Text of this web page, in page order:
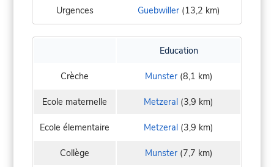
Urgences Guebwiller(13,2 km)
Education
Crèche Munster(8,1 km)
Ecole maternelle Metzeral (3,9 km)
Ecole élementaire Metzeral (3,9 km)
Collège Munster(7,7 km)